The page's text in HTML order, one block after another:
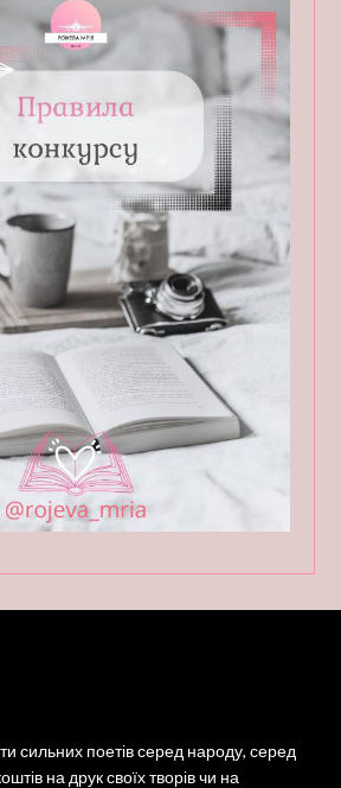
сильних поетів серед народу, серед
на друк своїх творів чи на